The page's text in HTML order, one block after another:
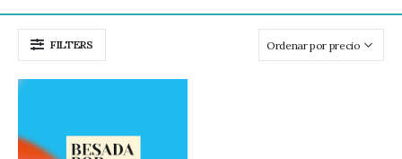
FILTERS